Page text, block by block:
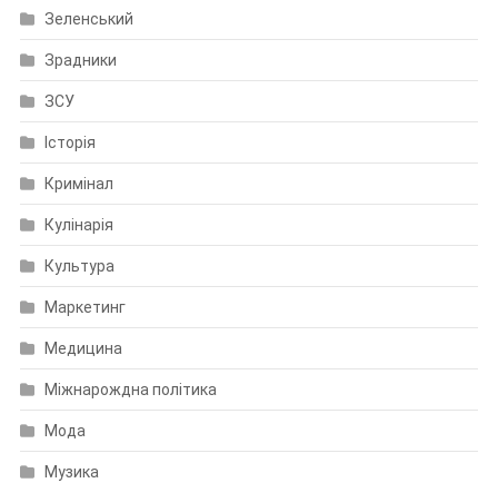
Зеленський
Зрадники
ЗСУ
Історія
Кримінал
Кулінарія
Культура
Маркетинг
Медицина
Міжнарождна політика
Мода
Музика